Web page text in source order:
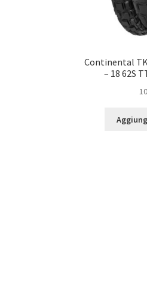
Continental
– 18 62S